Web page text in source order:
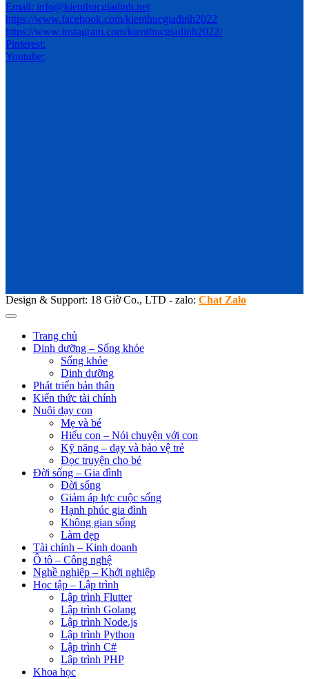
Email: info@kienthucgiadinh.net
https://www.facebook.com/kienthucgiadinh2022
https://www.instagram.com/kienthucgiadinh2022/
Pinterest:
Youtube:
Design & Support: 18 Giờ Co., LTD - zalo: Chat Zalo
Trang chủ
Dinh dưỡng – Sống khỏe
Sống khỏe
Dinh dưỡng
Phát triển bản thân
Kiến thức tài chính
Nuôi dạy con
Mẹ và bé
Hiểu con – Nói chuyện với con
Kỹ năng – dạy và bảo vệ trẻ
Đọc truyện cho bé
Đời sống – Gia đình
Đời sống
Giảm áp lực cuộc sống
Hạnh phúc gia đình
Không gian sống
Làm đẹp
Tài chính – Kinh doanh
Ô tô – Công nghệ
Nghề nghiệp – Khởi nghiệp
Học tập – Lập trình
Lập trình Flutter
Lập trình Golang
Lập trình Node.js
Lập trình Python
Lập trình C#
Lập trình PHP
Khoa học